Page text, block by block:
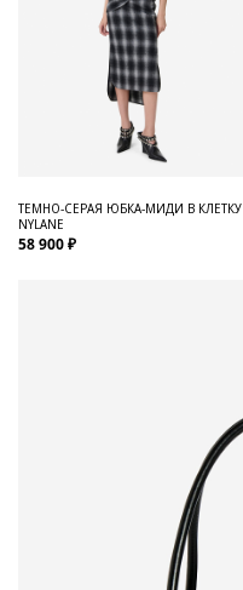
ТЕМНО-СЕРАЯ ЮБКА-МИДИ В КЛЕТКУ
NYLANE
58 900 ₽